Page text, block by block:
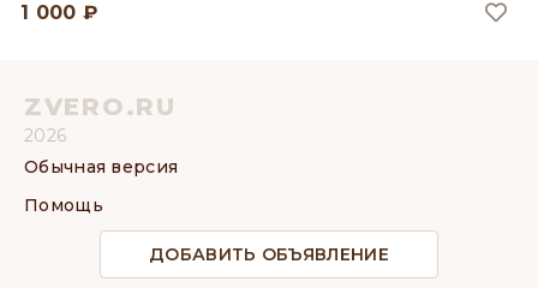
1 000 ₽
ZVERO.RU
2026
Обычная версия
Помощь
ДОБАВИТЬ ОБЪЯВЛЕНИЕ